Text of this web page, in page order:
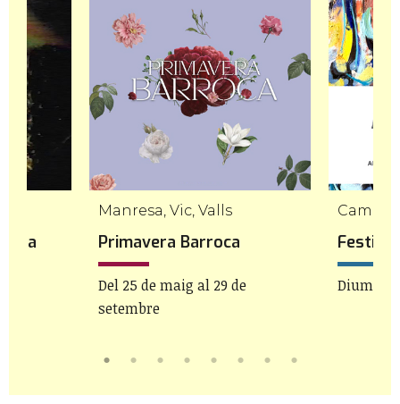
La
Manresa, Vic, Valls
Primavera Barroca
Del 25 de maig al 29 de
setembre